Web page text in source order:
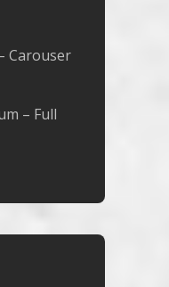
Carouser
– Full